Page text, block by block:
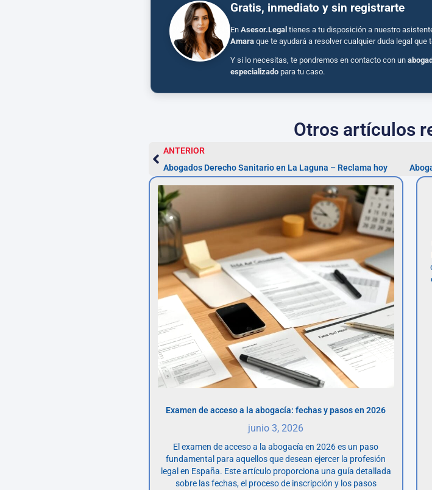
Gratis, inmediato y sin registrarte
En Asesor.Legal tienes a tu disposición a nuestro
Amara que te ayudará a resolver cualquier duda legal que
Y si lo necesitas, te pondremos en contacto con un
especializado para tu caso.
Otros artículos
ANTERIOR
Abogados Derecho Sanitario en La Laguna – Reclama hoy
Examen de acceso a la abogacía: fechas y pasos en 2026
junio 3, 2026
El examen de acceso a la abogacía en 2026 es un paso
fundamental para aquellos que desean ejercer la profesión
legal en España. Este artículo proporciona una guía detallada
sobre las fechas, el proceso de inscripción y los pasos